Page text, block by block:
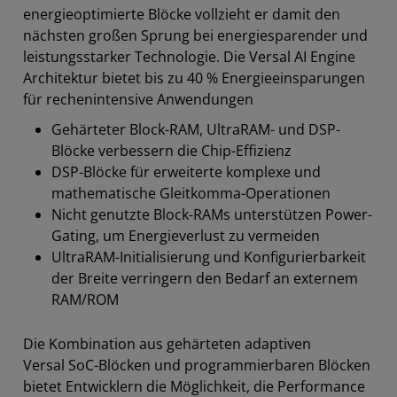
energieoptimierte Blöcke vollzieht er damit den
nächsten großen Sprung bei energiesparender und
leistungsstarker Technologie. Die Versal AI Engine
Architektur bietet bis zu 40 % Energieeinsparungen
für rechenintensive Anwendungen
Gehärteter Block-RAM, UltraRAM- und DSP-
Blöcke verbessern die Chip-Effizienz
DSP-Blöcke für erweiterte komplexe und
mathematische Gleitkomma-Operationen
Nicht genutzte Block-RAMs unterstützen Power-
Gating, um Energieverlust zu vermeiden
UltraRAM-Initialisierung und Konfigurierbarkeit
der Breite verringern den Bedarf an externem
RAM/ROM
Die Kombination aus gehärteten adaptiven
Versal SoC-Blöcken und programmierbaren Blöcken
bietet Entwicklern die Möglichkeit, die Performance